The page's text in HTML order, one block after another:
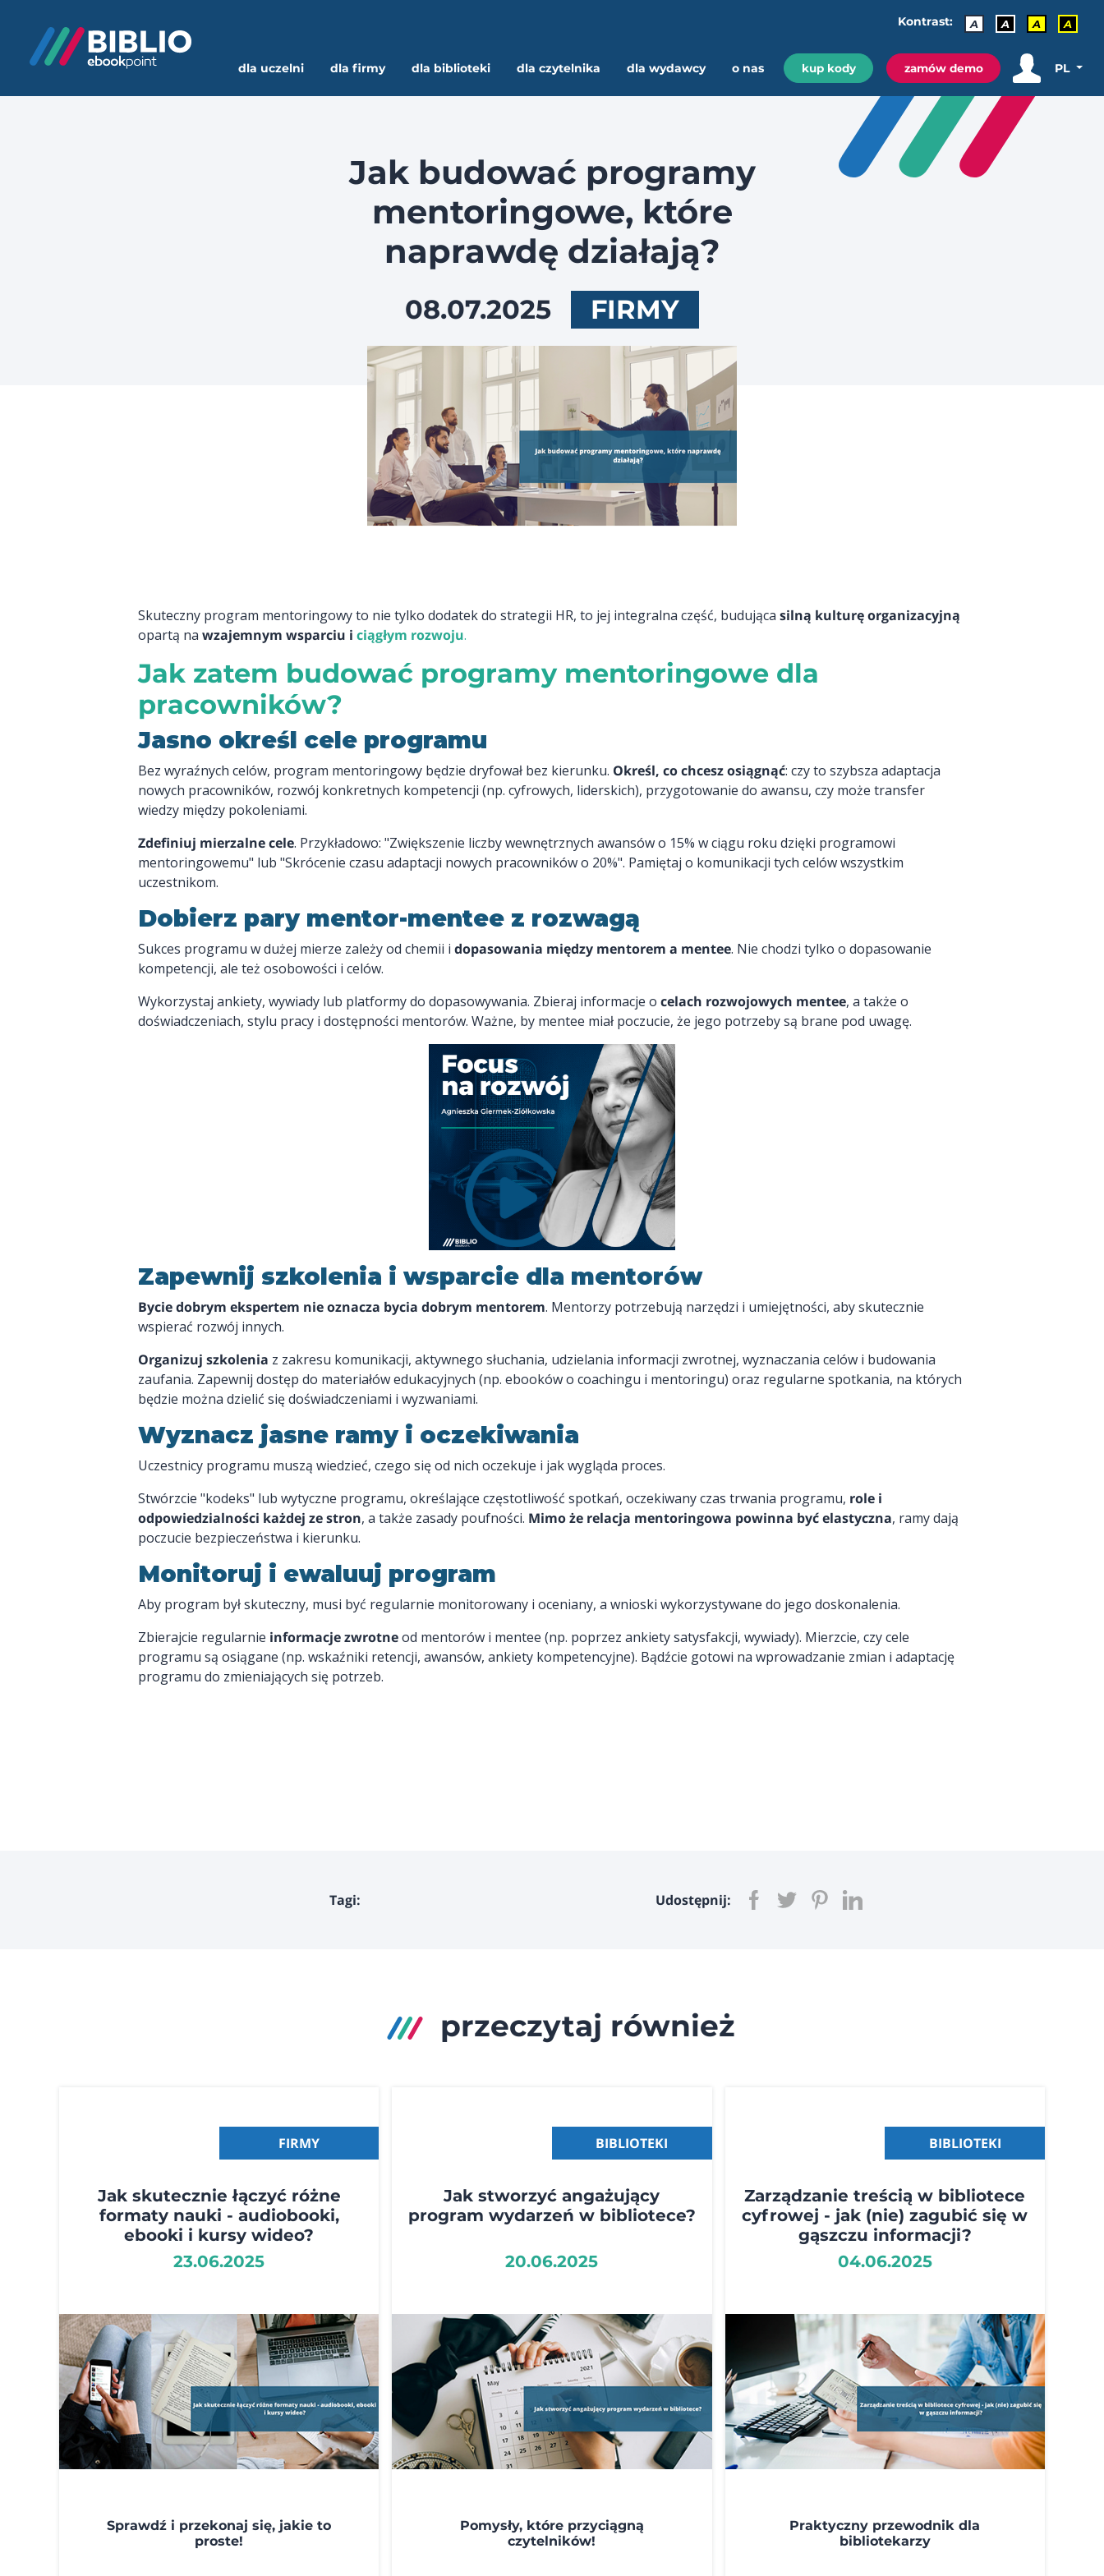
Kontrast: A A A A
dla uczelni dla firmy dla biblioteki dla czytelnika dla wydawcy o nas kup kody zamów demo PL
Jak budować programy
mentoringowe, które
naprawdę działają?
08.07.2025 FIRMY
Skuteczny program mentoringowy to nie tylko dodatek do strategii HR, to jej integralna część, budująca silną kulturę organizacyjną
opartą na wzajemnym wsparciu i ciągłym rozwoju.
Jak zatem budować programy mentoringowe dla
pracowników?
Jasno określ cele programu
Bez wyraźnych celów, program mentoringowy będzie dryfował bez kierunku. Określ, co chcesz osiągnąć: czy to szybsza adaptacja
nowych pracowników, rozwój konkretnych kompetencji (np. cyfrowych, liderskich), przygotowanie do awansu, czy może transfer
wiedzy między pokoleniami.
Zdefiniuj mierzalne cele. Przykładowo: "Zwiększenie liczby wewnętrznych awansów o 15% w ciągu roku dzięki programowi
mentoringowemu" lub "Skrócenie czasu adaptacji nowych pracowników o 20%". Pamiętaj o komunikacji tych celów wszystkim
uczestnikom.
Dobierz pary mentor-mentee z rozwagą
Sukces programu w dużej mierze zależy od chemii i dopasowania między mentorem a mentee. Nie chodzi tylko o dopasowanie
kompetencji, ale też osobowości i celów.
Wykorzystaj ankiety, wywiady lub platformy do dopasowywania. Zbieraj informacje o celach rozwojowych mentee, a także o
doświadczeniach, stylu pracy i dostępności mentorów. Ważne, by mentee miał poczucie, że jego potrzeby są brane pod uwagę.
Zapewnij szkolenia i wsparcie dla mentorów
Bycie dobrym ekspertem nie oznacza bycia dobrym mentorem. Mentorzy potrzebują narzędzi i umiejętności, aby skutecznie
wspierać rozwój innych.
Organizuj szkolenia z zakresu komunikacji, aktywnego słuchania, udzielania informacji zwrotnej, wyznaczania celów i budowania
zaufania. Zapewnij dostęp do materiałów edukacyjnych (np. ebooków o coachingu i mentoringu) oraz regularne spotkania, na których
będzie można dzielić się doświadczeniami i wyzwaniami.
Wyznacz jasne ramy i oczekiwania
Uczestnicy programu muszą wiedzieć, czego się od nich oczekuje i jak wygląda proces.
Stwórzcie "kodeks" lub wytyczne programu, określające częstotliwość spotkań, oczekiwany czas trwania programu, role i
odpowiedzialności każdej ze stron, a także zasady poufności. Mimo że relacja mentoringowa powinna być elastyczna, ramy dają
poczucie bezpieczeństwa i kierunku.
Monitoruj i ewaluuj program
Aby program był skuteczny, musi być regularnie monitorowany i oceniany, a wnioski wykorzystywane do jego doskonalenia.
Zbierajcie regularnie informacje zwrotneod mentorów i mentee (np. poprzez ankiety satysfakcji, wywiady). Mierzcie, czy cele
programu są osiągane (np. wskaźniki retencji, awansów, ankiety kompetencyjne). Bądźcie gotowi na wprowadzanie zmian i adaptację
programu do zmieniających się potrzeb.
Tagi: Udostępnij:
przeczytaj również
FIRMY
Jak skutecznie łączyć różne
formaty nauki - audiobooki,
ebooki i kursy wideo?
23.06.2025
Sprawdź i przekonaj się, jakie to
proste!
BIBLIOTEKI
Jak stworzyć angażujący
program wydarzeń w bibliotece?
20.06.2025
Pomysły, które przyciągną
czytelników!
BIBLIOTEKI
Zarządzanie treścią w bibliotece
cyfrowej - jak (nie) zagubić się w
gąszczu informacji?
04.06.2025
Praktyczny przewodnik dla
bibliotekarzy